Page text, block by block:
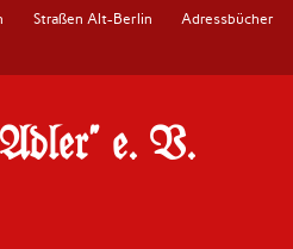
Straßen Alt-Berlin Adressbücher
Adler" e. V.